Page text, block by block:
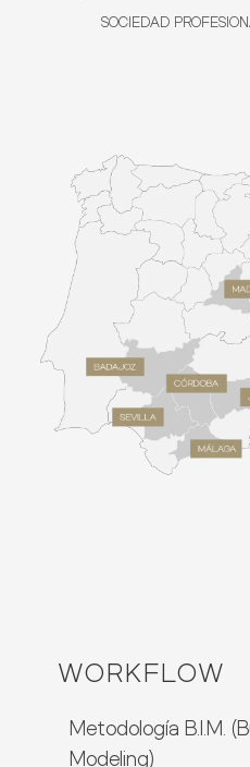
SOCIEDAD
WORKFLOW
Metodología B.I.M.
Modeling)